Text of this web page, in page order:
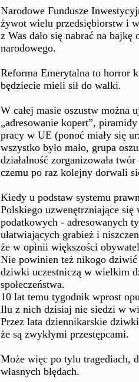
Narodowe Fundusze
żywot wielu przedsiębiorstw i
z Was dało się nabrać na
narodowego.
Reforma Emerytalna to horror
będziecie mieli sił do walki.
W całej masie oszustw można
„adresowanie kopert”,
pracy w UE (ponoć miały się
wszystko było mało, grupa
działalność zorganizowała
czemu po raz kolejny dorwali
Kiedy u podstaw systemu
Polskiego uzwenętrzniające
podatkowych - adresowanych
ułatwiających grabież i
że w opinii większości
Nie powinien też nikogo
dziwki uczestniczą w wielkim
społeczeństwa.
10 lat temu tygodnik wprost
Ilu z nich dzisiaj nie siedzi w
Przez lata dziennikarskie
że są zwykłymi przestępcami.
Może więc po tylu tragediach,
własnych błędach.